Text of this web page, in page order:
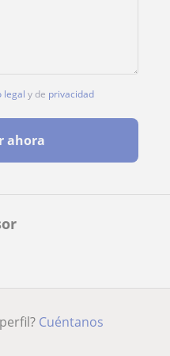
legal y de privacidad
ahora
Cuéntanos